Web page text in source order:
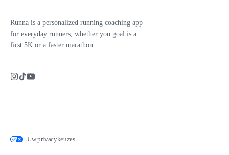
Runna is a personalized running coaching app
for everyday runners, whether you goal is a
first 5K or a faster marathon.
Uw privacykeuzes